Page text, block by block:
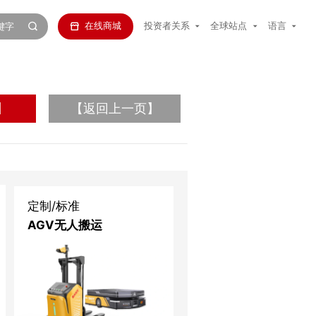
在线商城 投资者关系 全球站点 语言
【返回上一页】
定制/标准
AGV无人搬运